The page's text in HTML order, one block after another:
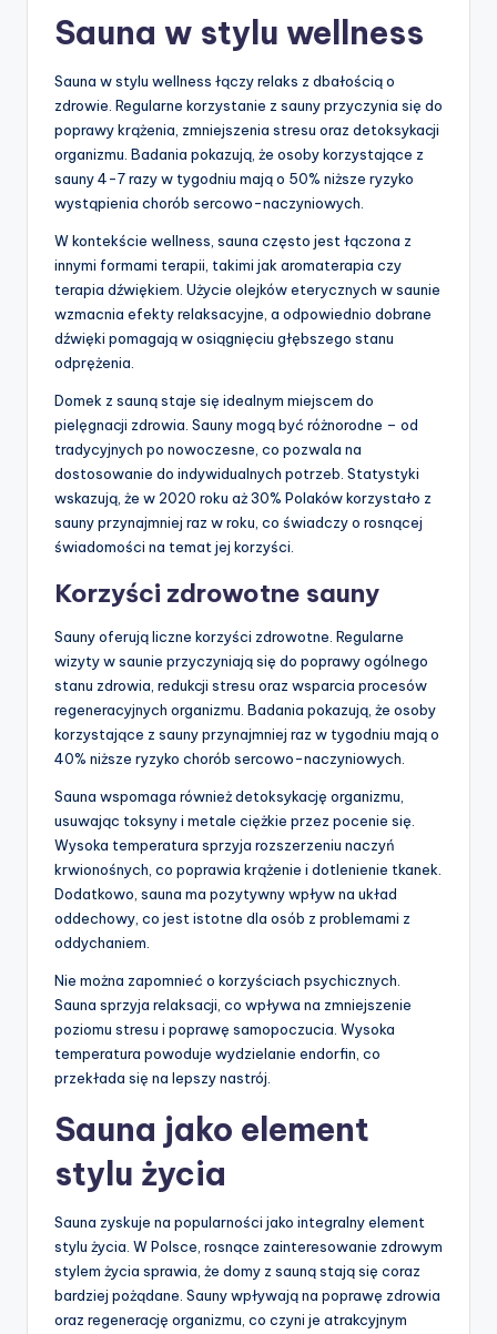
Sauna w stylu wellness
Sauna w stylu wellness łączy relaks z dbałością o
zdrowie. Regularne korzystanie z sauny przyczynia się do
poprawy krążenia, zmniejszenia stresu oraz detoksykacji
organizmu. Badania pokazują, że osoby korzystające z
sauny 4-7 razy w tygodniu mają o 50% niższe ryzyko
wystąpienia chorób sercowo-naczyniowych.
W kontekście wellness, sauna często jest łączona z
innymi formami terapii, takimi jak aromaterapia czy
terapia dźwiękiem. Użycie olejków eterycznych w saunie
wzmacnia efekty relaksacyjne, a odpowiednio dobrane
dźwięki pomagają w osiągnięciu głębszego stanu
odprężenia.
Domek z sauną staje się idealnym miejscem do
pielęgnacji zdrowia. Sauny mogą być różnorodne – od
tradycyjnych po nowoczesne, co pozwala na
dostosowanie do indywidualnych potrzeb. Statystyki
wskazują, że w 2020 roku aż 30% Polaków korzystało z
sauny przynajmniej raz w roku, co świadczy o rosnącej
świadomości na temat jej korzyści.
Korzyści zdrowotne sauny
Sauny oferują liczne korzyści zdrowotne. Regularne
wizyty w saunie przyczyniają się do poprawy ogólnego
stanu zdrowia, redukcji stresu oraz wsparcia procesów
regeneracyjnych organizmu. Badania pokazują, że osoby
korzystające z sauny przynajmniej raz w tygodniu mają o
40% niższe ryzyko chorób sercowo-naczyniowych.
Sauna wspomaga również detoksykację organizmu,
usuwając toksyny i metale ciężkie przez pocenie się.
Wysoka temperatura sprzyja rozszerzeniu naczyń
krwionośnych, co poprawia krążenie i dotlenienie tkanek.
Dodatkowo, sauna ma pozytywny wpływ na układ
oddechowy, co jest istotne dla osób z problemami z
oddychaniem.
Nie można zapomnieć o korzyściach psychicznych.
Sauna sprzyja relaksacji, co wpływa na zmniejszenie
poziomu stresu i poprawę samopoczucia. Wysoka
temperatura powoduje wydzielanie endorfin, co
przekłada się na lepszy nastrój.
Sauna jako element
stylu życia
Sauna zyskuje na popularności jako integralny element
stylu życia. W Polsce, rosnące zainteresowanie zdrowym
stylem życia sprawia, że domy z sauną stają się coraz
bardziej pożądane. Sauny wpływają na poprawę zdrowia
oraz regenerację organizmu, co czyni je atrakcyjnym